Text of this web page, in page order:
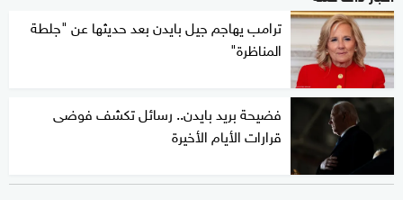
ترامب يهاجم جيل بايدن بعد حديثها عن "جلطة
المناظرة"
فضيحة بريد بايدن.. رسائل تكشف فوضى
قرارات الأيام الأخيرة